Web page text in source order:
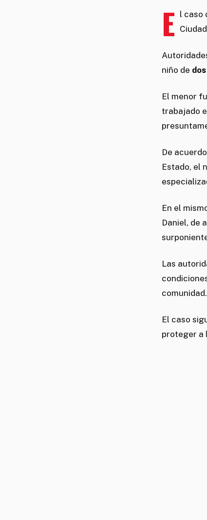
E l caso
niño de
El menor
trabajado
De
Estado, el
En el
Daniel, de
Las
comunidad.
El caso
proteger a